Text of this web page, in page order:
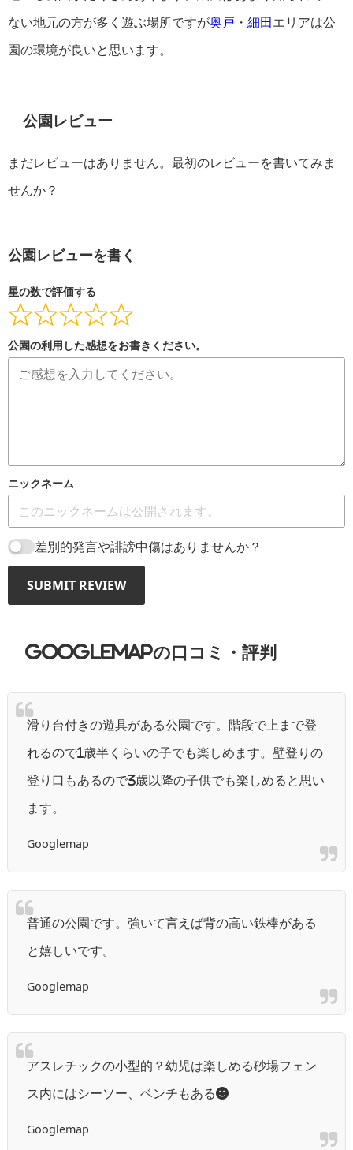
ない地元の方が多く遊ぶ場所ですが奥戸 ・ 細田 エリアは公
園の環境が良いと思います。
公園レビュー
まだレビューはありません。最初のレビューを書いてみま
せんか？
公園レビューを書く
星の数で評価する
公園の利用した感想をお書きください。
ニックネーム
差別的発言や誹謗中傷はありませんか？
SUBMIT REVIEW
GoogleMAPの口コミ・評判
滑り台付きの遊具がある公園です。階段で上まで登
れるので1歳半くらいの子でも楽しめます。壁登りの
登り口もあるので3歳以降の子供でも楽しめると思い
ます。
Googlemap
普通の公園です。強いて言えば背の高い鉄棒がある
と嬉しいです。
Googlemap
アスレチックの小型的？幼児は楽しめる砂場フェン
ス内にはシーソー、ベンチもある😊
Googlemap